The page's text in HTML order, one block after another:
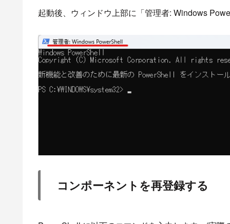
起動後、ウィンドウ上部に「管理者: Windows
コンポーネントを再登録する